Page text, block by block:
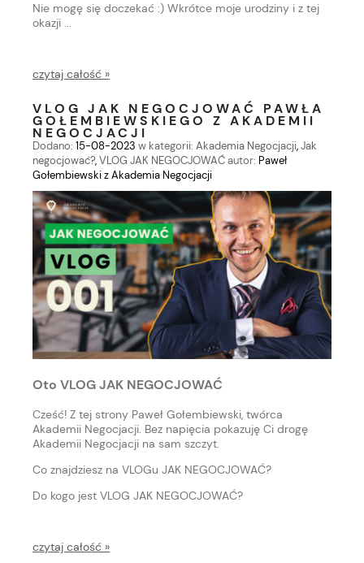
Nie mogę się doczekać :) Wkrótce moje urodziny i z tej
okazji ...
czytaj całość »
VLOG JAK NEGOCJOWAĆ PAWŁA
GOŁEMBIEWSKIEGO Z AKADEMII
NEGOCJACJI
Dodano: 15-08-2023 w kategorii: Akademia Negocjacji,Jak
negocjować?,VLOG JAK NEGOCJOWAĆautor: Paweł
Gołembiewski z Akademia Negocjacji
Oto VLOG JAK NEGOCJOWAĆ
Cześć! Z tej strony Paweł Gołembiewski, twórca
Akademii Negocjacji. Bez napięcia pokazuję Ci drogę
Akademii Negocjacji na sam szczyt.
Co znajdziesz na VLOGu JAK NEGOCJOWAĆ?
Do kogo jest VLOG JAK NEGOCJOWAĆ?
czytaj całość »